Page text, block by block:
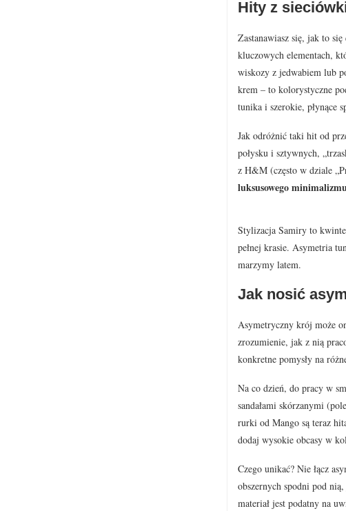
Hity z
Zastanawiasz się, jak to
kluczowych elementach,
wiskozy z jedwabiem lub
krem – to kolorystyczne
tunika i szerokie, płynące
Jak odróżnić taki hit od
połysku i sztywnych,
z H&M (często w dziale
luksusowego
Stylizacja Samiry to
pełnej krasie. Asymetria
marzymy latem.
Jak nosić
Asymetryczny krój może
zrozumienie, jak z nią
konkretne pomysły na
Na co dzień, do pracy w
sandałami skórzanymi
rurki od Mango są teraz
dodaj wysokie obcasy w
Czego unikać? Nie łącz
obszernych spodni pod
materiał jest podatny na